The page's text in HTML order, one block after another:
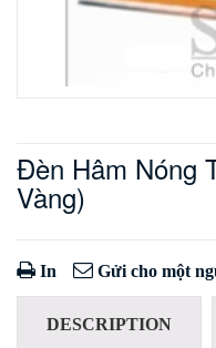
Đèn Hâm Nóng
Vàng)
In Gửi cho một
DESCRIPTION